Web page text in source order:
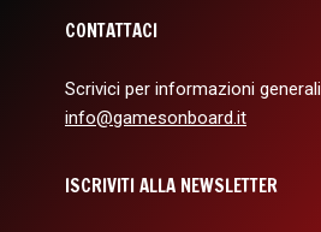
CONTATTACI
Scrivici per informazioni generali
info@gamesonboard.it
ISCRIVITI ALLA NEWSLETTER